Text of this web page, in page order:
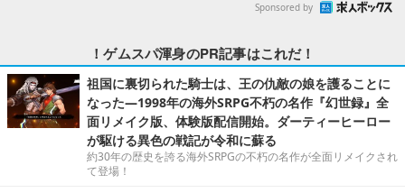
Sponsored by
！ゲムスパ渾身のPR記事はこれだ！
祖国に裏切られた騎士は、王の仇敵の娘を護ることに
なった―1998年の海外SRPG不朽の名作『幻世録』全
面リメイク版、体験版配信開始。ダーティーヒーロー
が駆ける異色の戦記が令和に蘇る
約30年の歴史を誇る海外SRPGの不朽の名作が全面リメイクされ
て登場！